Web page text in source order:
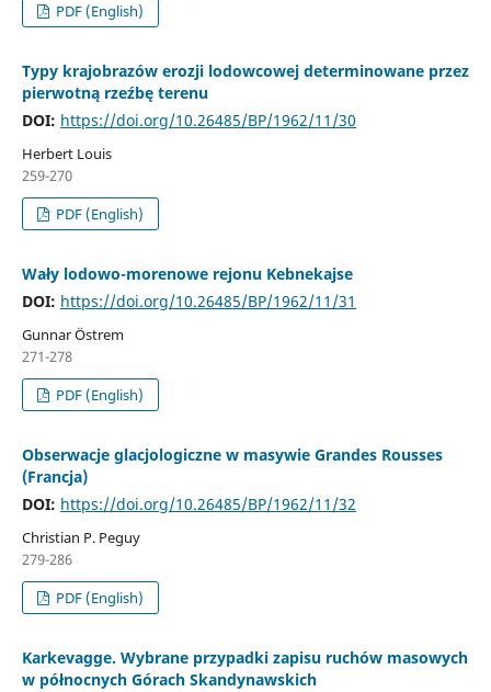
PDF (English)
Typy krajobrazów erozji lodowcowej determinowane przez
pierwotną rzeźbę terenu
DOI: https://doi.org/10.26485/BP/1962/11/30
Herbert Louis
259-270
PDF (English)
Wały lodowo-morenowe rejonu Kebnekajse
DOI: https://doi.org/10.26485/BP/1962/11/31
Gunnar Östrem
271-278
PDF (English)
Obserwacje glacjologiczne w masywie Grandes Rousses
(Francja)
DOI: https://doi.org/10.26485/BP/1962/11/32
Christian P. Peguy
279-286
PDF (English)
Karkevagge. Wybrane przypadki zapisu ruchów masowych
w północnych Górach Skandynawskich